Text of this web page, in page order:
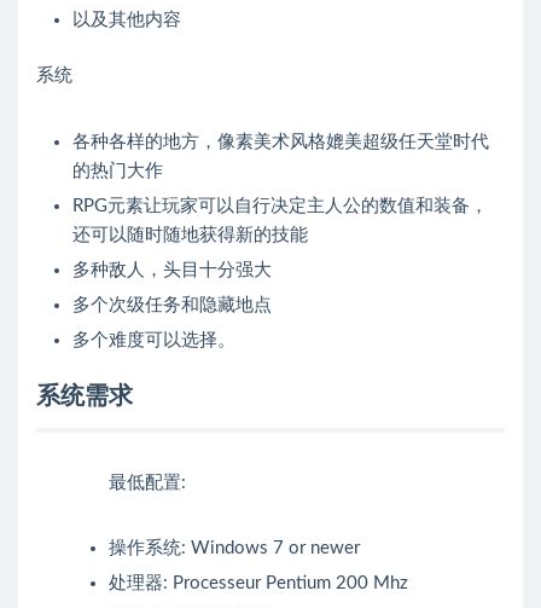
以及其他内容
系统
各种各样的地方，像素美术风格媲美超级任天堂时代
的热门大作
RPG元素让玩家可以自行决定主人公的数值和装备，
还可以随时随地获得新的技能
多种敌人，头目十分强大
多个次级任务和隐藏地点
多个难度可以选择。
系统需求
最低配置:
操作系统: Windows 7 or newer
处理器: Processeur Pentium 200 Mhz